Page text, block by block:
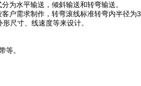
水平输送，倾斜输送和转弯输送。
需求制作，转弯滚线标准转弯内半径为
尺寸、线速度等来设计。
等。